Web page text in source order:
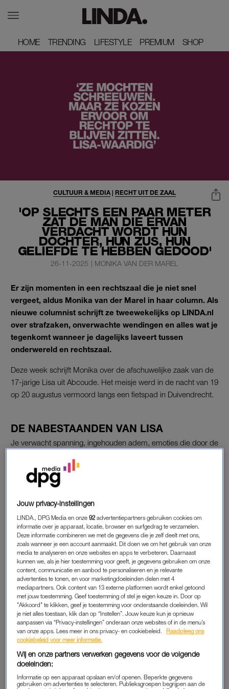
HOME
HOME TRENDING
TRENDING LIFESTYLE
LIFESTYLE PREMIUM
PREMIUM SHOP
SHOP
'OP SLECHTS EEN PAAR METER
ZAT DE MAN DIE ERVAN
VERDACHT WORDT HUN
DOCHTER, HUN ZUS, HUN
GELIEFDE TE HEBBEN GEDOOD'
CULTUUR & MEDIA | RECHT UIT DE ZAAL
26-11-2025 | MONIKA VAN DER MAREL
Er zijn momenten in een rechtszaal die je niet snel
vergeet, aldus Monika van der Marel in haar column. Als
nieuwe columnist schrijft ze tweewekelijks op LINDA.nl
over strafzaken, onverwachte wendingen en alles wat je
tegenkomt wanneer je dagelijks laveert tussen
onderwereld en rechtszaal.
Deze week schrijft Monika over de afschuwelijke zaak van de
17-jarige Lisa uit Abcoude. Het meisje werd in de nacht van 19
op 20 augustus vermoord langs een fietspad in Duivendrecht.
DE NABESTAANDEN VAN LISA
Je verwacht spanning, ingehouden adem, emoties die door de
was iets anders: stilte. Een zachte, waardige, onverwoestbare
stilte. Afkomstig van de nabestaanden van Lisa.
Op enkele meters afstand zat de man die ervan wordt
verdacht hun dochter, hun zus, hun geliefde te hebben
gedood. Slechts een paar meter, maar een onoverbrugbare
kloof. En toch: geen schreeuw. Geen boze blik. Geen trillende
vuist op de houten bank. Alleen aanwezigheid. Ademhalen,
luisteren, blijven zitten.
Intens emotionele dag voor
ouders vermoorde Lisa: 'Het
verlies is immens groot'
‘HELP ME, STOP ALSJEBLIEFT’
Jouw privacy-instellingen
LINDA., DPG Media en onze92 advertentiepartners gebruiken cookies om
informatie over je apparaat, locatie, browser en surfgedrag te verzamelen.
Deze informatie combineren we met de gegevens die je zelf deelt met ons,
zoals wanneer je een account aanmaakt. Dit doen we om het gebruik van onze
media te analyseren en onze websites en apps te verbeteren. Daarnaast
kunnen we, als je hier toestemming voor geeft, je gegevens gebruiken om onze
content, communicatie en aanbod te personaliseren en je relevante
advertenties te tonen, en voor marketingdoeleinden delen met 4
mediapartners. Ook content van 13 externe platformen wordt enkel getoond
met jouw toestemming. Geef toestemming of stel je eigen keuze in. Door op
"Akkoord" te klikken, geef je toestemming voor onderstaande doeleinden. Wil
je niet alles toestaan, klik dan op “Instellen”. Jouw keuze kun je opnieuw
aanpassen via “Privacy-instellingen” onderaan onze websites of in de menu’s
van onze apps. Lees meer in ons privacy- en cookiebeleid.
Raadpleeg ons
cookiebeleid voor meer informatie.
Wij en onze partners verwerken gegevens voor de volgende
doeleinden:
Informatie op een apparaat opslaan en/of openen. Beperkte gegevens
gebruiken om advertenties te selecteren. Publieksgroepen begrijpen aan de